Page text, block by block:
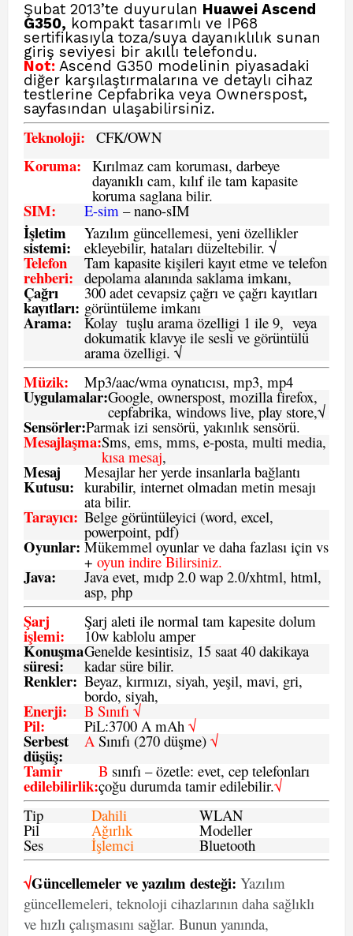
Şubat 2013’te duyurulan Huawei Ascend
G350, kompakt tasarımlı ve IP68
sertifikasıyla toza/suya dayanıklılık sunan
giriş seviyesi bir akıllı telefondu.
Not: Ascend G350 modelinin piyasadaki
diğer karşılaştırmalarına ve detaylı cihaz
testlerine Cepfabrika veya Ownerspost,
sayfasından ulaşabilirsiniz.
Teknoloji: CFK/OWN
Koruma: Kırılmaz cam koruması, darbeye
dayanıklı cam, kılıf ile tam kapasite
koruma saglana bilir.
SIM: E-sim – nano-sIM
İşletim
sistemi:
Yazılım güncellemesi, yeni özellikler
ekleyebilir, hataları düzeltebilir. √
Telefon
rehberi:
Tam kapasite kişileri kayıt etme ve telefon
depolama alanında saklama imkanı,
Çağrı
kayıtları:
300 adet cevapsiz çağrı ve çağrı kayıtları
görüntüleme imkanı
Arama: Kolay tuşlu arama özelligi 1 ile 9, veya
dokumatik klavye ile sesli ve görüntülü
arama özelligi. √
Müzik: Mp3/aac/wma oynatıcısı, mp3, mp4
Uygulamalar:Google, ownerspost, mozilla firefox,
cepfabrika, windows live, play store,√
Sensörler:Parmak izi sensörü, yakınlık sensörü.
Mesajlaşma:Sms, ems, mms, e-posta, multi media,
kısa mesaj,
Mesaj
Kutusu:
Mesajlar her yerde insanlarla bağlantı
kurabilir, internet olmadan metin mesajı
ata bilir.
Tarayıcı: Belge görüntüleyici (word, excel,
powerpoint, pdf)
Oyunlar: Mükemmel oyunlar ve daha fazlası için vs
+ oyun indire Bilirsiniz.
Java: Java evet, mıdp 2.0 wap 2.0/xhtml, html,
asp, php
Şarj
işlemi:
Şarj aleti ile normal tam kapesite dolum
10w kablolu amper
Konuşma
süresi:
Genelde kesintisiz, 15 saat 40 dakikaya
kadar süre bilir.
Renkler: Beyaz, kırmızı, siyah, yeşil, mavi, gri,
bordo, siyah,
Enerji: B Sınıfı √
Pil: PiL:3700 A mAh √
Serbest
düşüş:
ASınıfı (270 düşme) √
Tamir
edilebilirlik:
B sınıfı – özetle: evet, cep telefonları
çoğu durumda tamir edilebilir.√
Tip
Dahili WLAN
Pil Ağırlık Modeller
Ses İşlemci Bluetooth
√Güncellemeler ve yazılım desteği: Yazılım
güncellemeleri, teknoloji cihazlarının daha sağlıklı
ve hızlı çalışmasını sağlar. Bunun yanında,